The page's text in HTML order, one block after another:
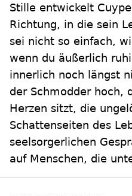
Stille entwickelt
Richtung, in die sein
sei nicht so einfach,
wenn du äußerlich
innerlich noch längst
der Schmodder hoch,
Herzen sitzt, die
Schattenseiten des
seelsorgerlichen
auf Menschen, die